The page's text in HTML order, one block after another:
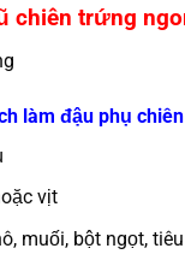
chiên trứng
làm đậu phụ
vịt
muối, bột ngọt, tiêu